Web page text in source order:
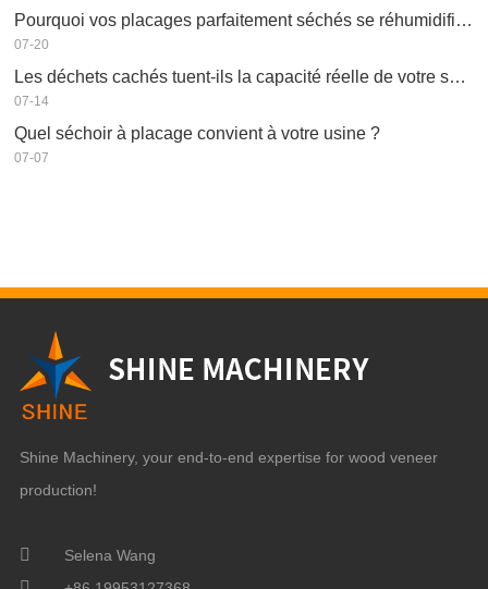
Pourquoi vos placages parfaitement séchés se réhumidifient-ils ?
07-20
Les déchets cachés tuent-ils la capacité réelle de votre séchoir à placage ?
07-14
Quel séchoir à placage convient à votre usine ?
07-07
Shine Machinery, your end-to-end expertise for wood veneer
production!
Selena Wang